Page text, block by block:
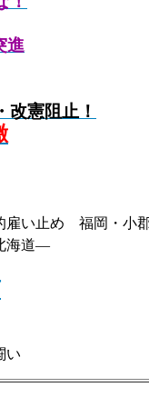
進
憲阻止！
雇い止め 福岡・小
海道―
い